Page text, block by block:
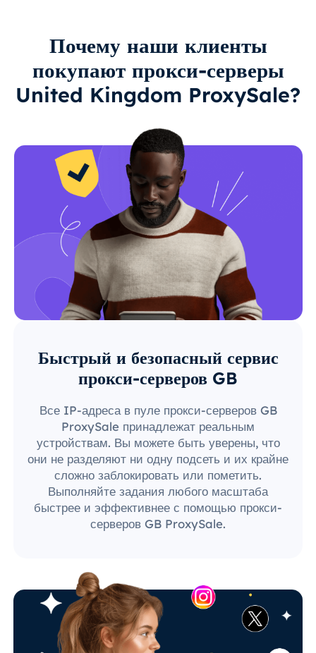
Почему наши клиенты
покупают прокси-серверы
United Kingdom ProxySale?
Быстрый и безопасный сервис
прокси-серверов GB
Все IP-адреса в пуле прокси-серверов GB
ProxySale принадлежат реальным
устройствам. Вы можете быть уверены, что
они не разделяют ни одну подсеть и их крайне
сложно заблокировать или пометить.
Выполняйте задания любого масштаба
быстрее и эффективнее с помощью прокси-
серверов GB ProxySale.